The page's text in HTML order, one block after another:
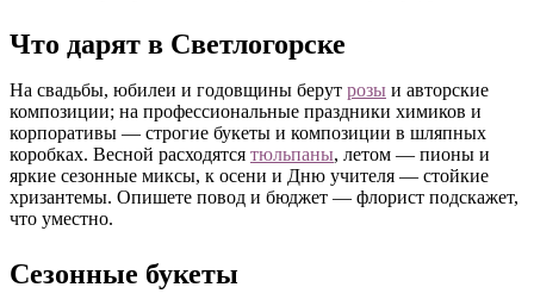
Что дарят в Светлогорске
На свадьбы, юбилеи и годовщины берут розы и авторские
композиции; на профессиональные праздники химиков и
корпоративы — строгие букеты и композиции в шляпных
коробках. Весной расходятся тюльпаны, летом — пионы и
яркие сезонные миксы, к осени и Дню учителя — стойкие
хризантемы. Опишете повод и бюджет — флорист подскажет,
что уместно.
Сезонные букеты